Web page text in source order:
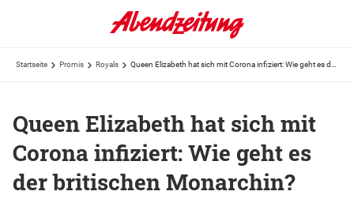
Startseite Promis Royals
Queen Elizabeth hat sich mit
Corona infiziert: Wie geht es
der britischen Monarchin?